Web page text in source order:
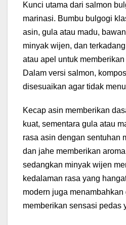
Kunci utama dari salmon
marinasi. Bumbu bulgogi
asin, gula atau madu,
minyak wijen, dan
atau apel untuk
Dalam versi salmon,
disesuaikan agar tidak
Kecap asin memberikan
kuat, sementara gula atau
rasa asin dengan sentuhan
dan jahe memberikan
sedangkan minyak wijen
kedalaman rasa yang
modern juga
memberikan sensasi pedas